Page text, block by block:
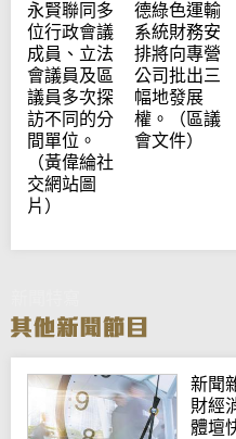
永賢聯同多
位行政會議
成員、立法
會議員及區
議員多次探
訪不同的分
間單位。
（黃偉綸社
交網站圖
片）
德綠色運輸
系統財務安
排將向專營
公司批出三
幅地發展
權。（區議
會文件）
新聞
財經
體壇